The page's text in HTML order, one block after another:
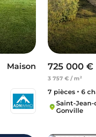
Maison 725 000 €
3 757 € / m²
7 pièces
6
Saint-Jean-
Gonville